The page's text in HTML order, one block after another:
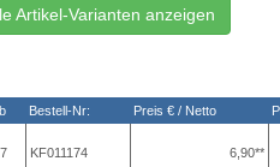
Artikel-Varianten anzeigen
Bestell-Nr: Preis € / Netto
KF011174 6,90**